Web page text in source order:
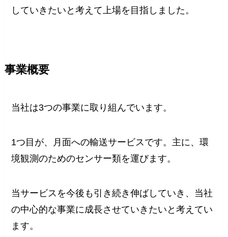
していきたいと考えて上場を目指しました。
事業概要
当社は3つの事業に取り組んでいます。
1つ目が、月面への輸送サービスです。主に、環
境観測のためのセンサー類を運びます。
当サービスを今後も引き続き伸ばしていき、当社
の中心的な事業に成長させていきたいと考えてい
ます。